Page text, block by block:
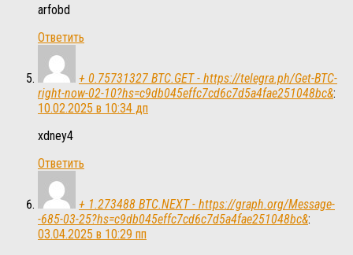
arfobd
Ответить
+ 0.75731327 BTC.GET - https://telegra.ph/Get-BTC-
right-now-02-10?hs=c9db045effc7cd6c7d5a4fae251048bc&:
10.02.2025 в 10:34 дп
xdney4
Ответить
+ 1.273488 BTC.NEXT - https://graph.org/Message-
-685-03-25?hs=c9db045effc7cd6c7d5a4fae251048bc&:
03.04.2025 в 10:29 пп